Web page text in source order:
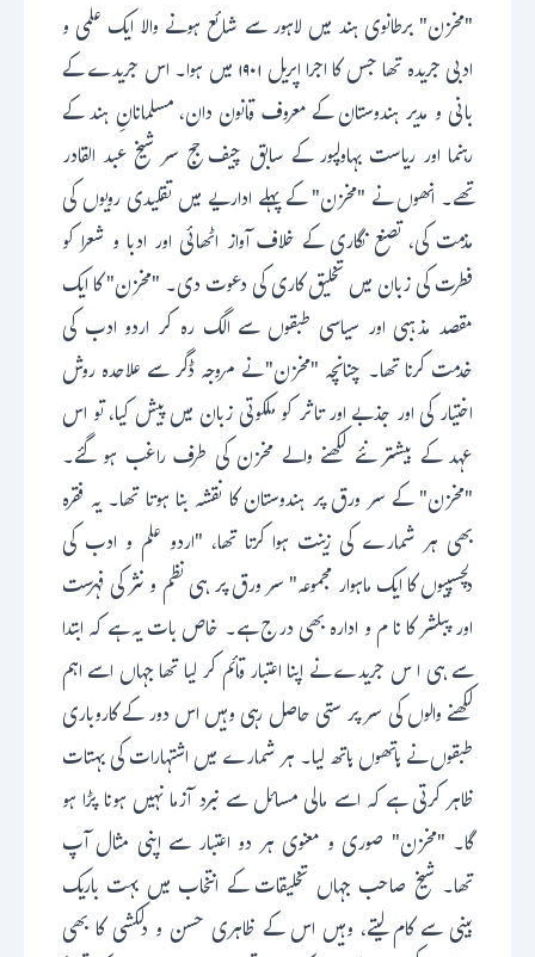
"مخزن" برطانوی ہند میں لاہور سے شائع ہونے والا ایک علمی و
ادبی جریدہ تھا جس کا اجرا اپریل ۱۹۰۱ میں ہوا۔ اس جریدے کے
بانی و مدیر ہندوستان کے معروف قانون دان، مسلمانانِ ہند کے
رہنما اور ریاست بہاولپور کے سابق چیف جج سر شیخ عبد القادر
تھے۔ انھوں نے "مخزن" کے پہلے اداریے میں تقلیدی رویوں کی
مذمت کی، تصنع نگاری کے خلاف آواز اٹھائی اور ادبا و شعرا کو
فطرت کی زبان میں تخلیق کاری کی دعوت دی۔ "مخزن" کا ایک
مقصد مذہبی اور سیاسی طبقوں سے الگ رہ کر اردو ادب کی
خدمت کرنا تھا۔ چنانچہ "مخزن" نے مروجہ ڈگر سے علاحدہ روش
اختیار کی اور جذبے اور تاثر کو ملکوتی زبان میں پیش کیا، تو اس
عہد کے بیشتر نئے لکھنے والے مخزن کی طرف راغب ہو گئے۔
"مخزن" کے سر ورق پر ہندوستان کا نقشہ بنا ہوتا تھا۔ یہ فقرہ
بھی ہر شمارے کی زینت ہوا کرتا تھا، "اردو علم و ادب کی
دلچسپیوں کا ایک ماہوار مجموعہ" سر ورق پر ہی نظم و نثر کی فہرست
اور پبلشر کا نا م و ادارہ بھی درج ہے۔ خاص بات یہ ہے کہ ابتدا
سے ہی ا س جریدے نے اپنا اعتبار قائم کر لیا تھا جہاں اسے اہم
لکھنے والوں کی سر پر ستی حاصل رہی وہیں اس دور کے کاروباری
طبقوں نے ہاتھوں ہاتھ لیا۔ ہر شمارے میں اشتہارات کی بہتات
ظاہر کرتی ہے کہ اسے مالی مسائل سے نبرد آزما نہیں ہونا پڑا ہو
گا۔ "مخزن" صوری و معنوی ہر دو اعتبار سے اپنی مثال آپ
تھا۔ شیخ صاحب جہاں تخلیقات کے انتخاب میں بہت باریک
بینی سے کام لیتے، وہیں اس کے ظاہری حسن و دلکشی کا بھی